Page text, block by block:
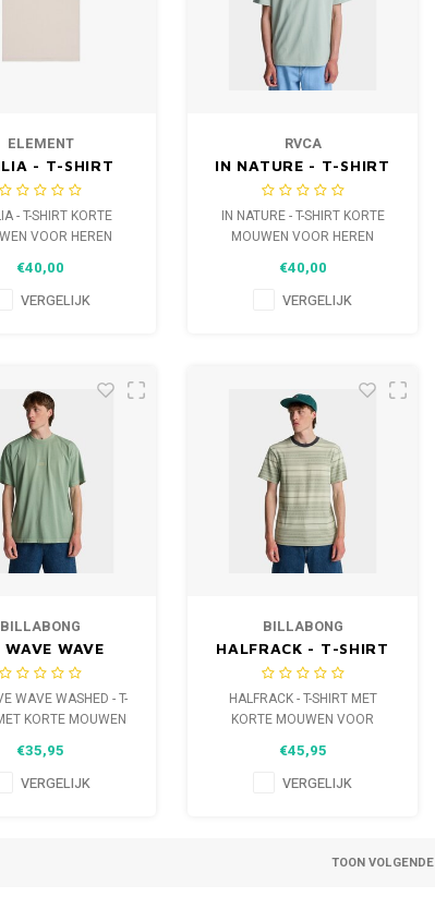
ELEMENT
- T-SHIRT
MOUWEN
HEREN
- T-SHIRT KORTE
VOOR HEREN
€40,00
VERGELIJK
RVCA
IN NATURE - T-SHIRT
KORTE MOUWEN
VOOR HEREN
IN NATURE - T-SHIRT KORTE
MOUWEN VOOR HEREN
€40,00
VERGELIJK
BILLABONG
WAVE WAVE
- T-SHIRT
MOUWEN
HEREN
WAVE WASHED - T-
KORTE MOUWEN
€35,95
VERGELIJK
BILLABONG
HALFRACK - T-SHIRT
MET KORTE MOUWEN
VOOR HEREN
HALFRACK - T-SHIRT MET
KORTE MOUWEN VOOR
€45,95
VERGELIJK
TOON VOLGENDE